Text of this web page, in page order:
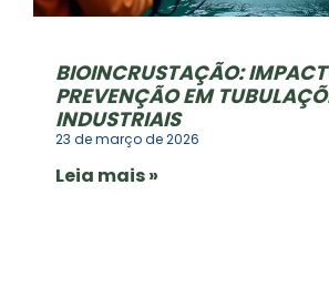
BIOINCRUSTAÇÃO:
PREVENÇÃO EM
INDUSTRIAIS
23 de março de 2026
Leia mais »